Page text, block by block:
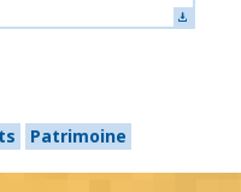
Patrimoine